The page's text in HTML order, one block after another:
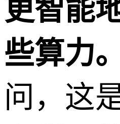
更智能
些算力。
问，这